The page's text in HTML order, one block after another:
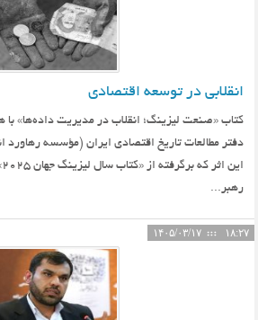
انقلابی در توسعه اقتصادی
کتاب «صنعت لیزینگ؛ انقلاب در مدیریت داده‌ها» با
دفتر مطالعات تاریخ اقتصادی ایران (مؤسسه
رهبر...
۱۸:۲۷ ۱۴۰۵/۰۳/۱۷